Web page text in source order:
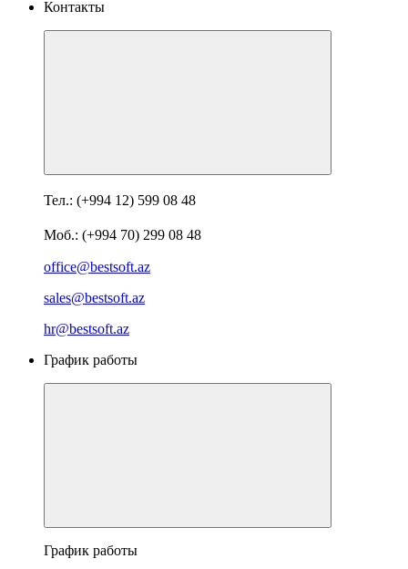
Контакты
Тел.: (+994 12) 599 08 48
Моб.: (+994 70) 299 08 48
office@bestsoft.az
sales@bestsoft.az
hr@bestsoft.az
График работы
График работы